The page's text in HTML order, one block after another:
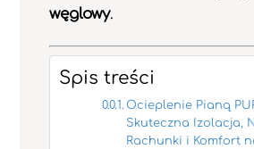
węglowy.
Spis treści
Ocieplenie Pianą
Skuteczna Izolacja,
Rachunki i Komfort